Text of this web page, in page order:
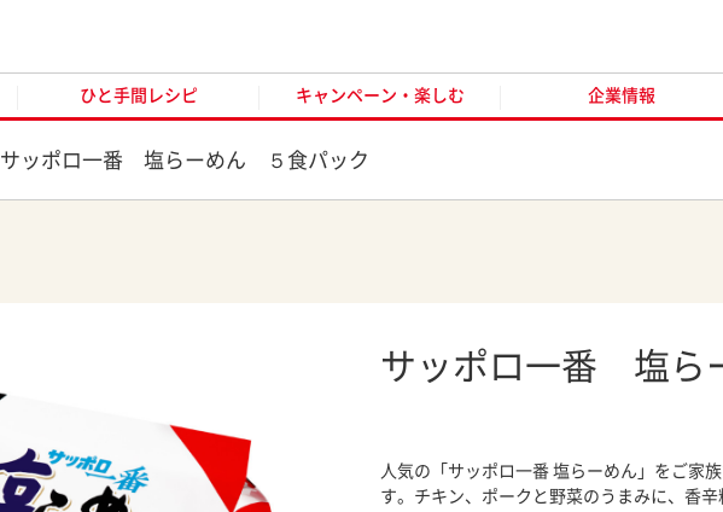
ひと手間レシピ キャンペーン・楽しむ 企業情報
サッポロ一番 塩らーめん ５食パック
サッポロ一番 塩ら
人気の「サッポロ一番 塩らーめん」をご家
す。チキン、ポークと野菜のうまみに、香